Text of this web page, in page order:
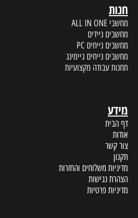
חנות
מחשבי ALL IN ONE
מחשבים ניידים
מחשבים נייחים PC
מחשבים נייחים גיימינג
תחנות עבודה מקצועיות
מידע
דף הבית
אודות
צור קשר
תקנון
מדיניות משלוחים והחזרות
הצהרת נגישות
מדיניות פרטיות